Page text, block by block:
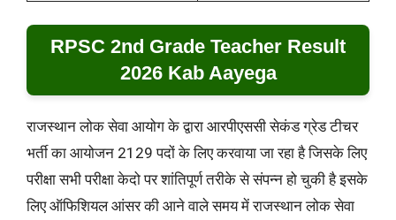
RPSC 2nd Grade Teacher Result
2026 Kab Aayega
राजस्थान लोक सेवा आयोग के द्वारा आरपीएससी सेकंड ग्रेड टीचर
भर्ती का आयोजन 2129 पदों के लिए करवाया जा रहा है जिसके लिए
परीक्षा सभी परीक्षा केदो पर शांतिपूर्ण तरीके से संपन्न हो चुकी है इसके
लिए ऑफिशियल आंसर की आने वाले समय में राजस्थान लोक सेवा